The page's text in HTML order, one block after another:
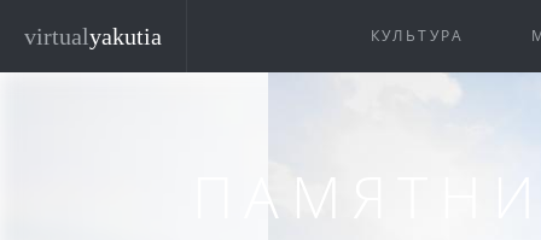
virtualyakutia КУЛЬТУРА